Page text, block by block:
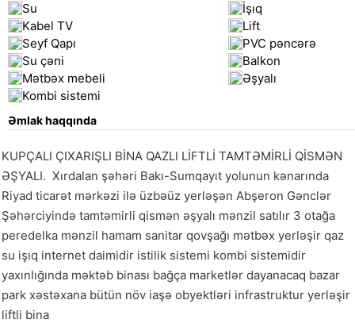
Su
İşıq
Kabel TV
Lift
Seyf Qapı
PVC pəncərə
Su çəni
Balkon
Mətbəx mebeli
Əşyalı
Kombi sistemi
Əmlak haqqında
KUPÇALI ÇIXARIŞLI BİNA QAZLI LİFTLİ TAMTƏMİRLİ QİSMƏN
ƏŞYALI.  Xırdalan şəhəri Bakı-Sumqayıt yolunun kənarında
Riyad ticarət mərkəzi ilə üzbəüz yerləşən Abşeron Gənclər
Şəhərciyində tamtəmirli qismən əşyalı mənzil satılır 3 otağa
peredelka mənzil hamam sanitar qovşağı mətbəx yerləşir qaz
su işıq internet daimidir istilik sistemi kombi sistemidir
yaxınlığında məktəb binası bağça marketlər dayanacaq bazar
park xəstəxana bütün növ iaşə obyektləri infrastruktur yerləşir
liftli bina